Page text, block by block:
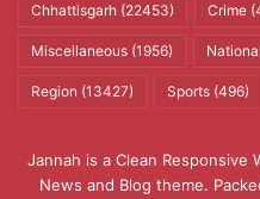
Chhattisgarh (22453) Crime
Miscellaneous (1956) National
Region (13427) Sports (496)
Jannah is a Clean Responsive
News and Blog theme.